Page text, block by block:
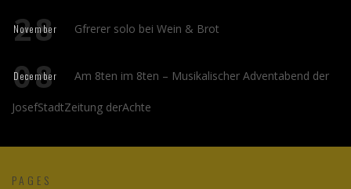
28
November Gfrerer solo bei Wein & Brot
08
December Am 8ten im 8ten – Musikalischer Adventabend der
JosefStadtZeitung derAchte
PAGES